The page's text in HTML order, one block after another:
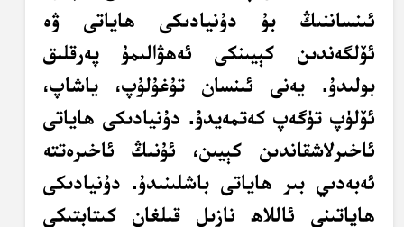
ئىنساننىڭ بۇ دۇنيادىكى ھاياتى ۋە
ئۆلگەندىن كېيىنكى ئەھۋالىمۇ پەرقلىق
بولىدۇ. يەنى ئىنسان تۇغۇلۇپ، ياشاپ،
ئۆلۈپ تۈگەپ كەتمەيدۇ. دۇنيادىكى ھاياتى
ئاخىرلاشقاندىن كېيىن، ئۇنىڭ ئاخىرەتتە
ئەبەدىي بىر ھاياتى باشلىنىدۇ. دۇنيادىكى
ھاياتىنى ئاللاھ نازىل قىلغان كىتابتىكى